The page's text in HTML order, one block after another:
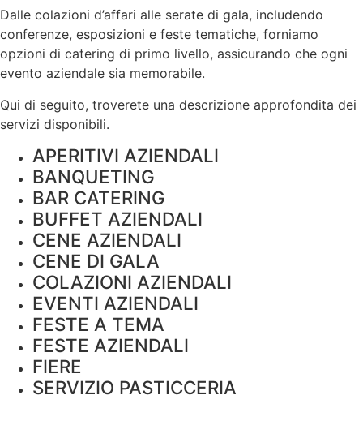
Dalle colazioni d’affari alle serate di gala, includendo
conferenze, esposizioni e feste tematiche, forniamo
opzioni di catering di primo livello, assicurando che ogni
evento aziendale sia memorabile.
Qui di seguito, troverete una descrizione approfondita dei
servizi disponibili.
APERITIVI AZIENDALI
BANQUETING
BAR CATERING
BUFFET AZIENDALI
CENE AZIENDALI
CENE DI GALA
COLAZIONI AZIENDALI
EVENTI AZIENDALI
FESTE A TEMA
FESTE AZIENDALI
FIERE
SERVIZIO PASTICCERIA